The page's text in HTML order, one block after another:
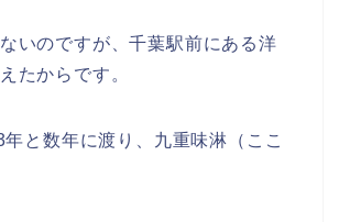
いのですが、千葉駅前にある洋
たからです。
と数年に渡り、九重味淋（ここ